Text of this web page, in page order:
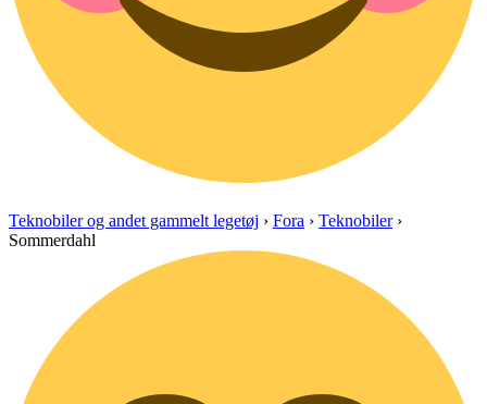
Teknobiler og andet gammelt legetøj › Fora › Teknobiler ›
Sommerdahl